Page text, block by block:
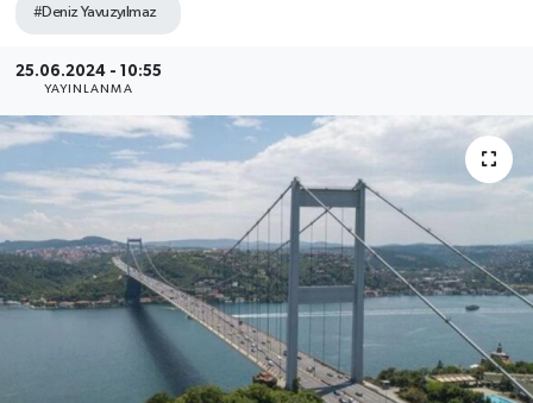
#Deniz Yavuzyılmaz
25.06.2024 - 10:55
YAYINLANMA